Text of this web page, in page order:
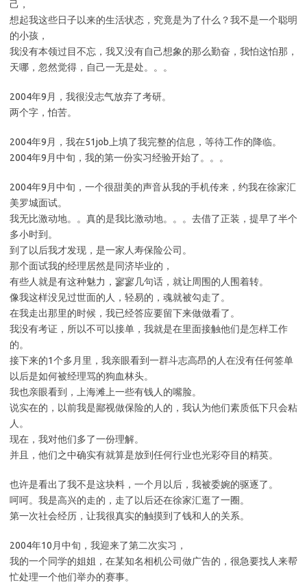
己，
想起我这些日子以来的生活状态，究竟是为了什么？我不是一个聪明
的小孩，
我没有本领过目不忘，我又没有自己想象的那么勤奋，我怕这怕那，
天哪，忽然觉得，自己一无是处。。。
2004年9月，我很没志气放弃了考研。
两个字，怕苦。
2004年9月，我在51job上填了我完整的信息，等待工作的降临。
2004年9月中旬，我的第一份实习经验开始了。。。
2004年9月中旬，一个很甜美的声音从我的手机传来，约我在徐家汇
美罗城面试。
我无比激动地。。真的是我比激动地。。。去借了正装，提早了半个
多小时到。
到了以后我才发现，是一家人寿保险公司。
那个面试我的经理居然是同济毕业的，
有些人就是有这种魅力，寥寥几句话，就让周围的人围着转。
像我这样没见过世面的人，轻易的，魂就被勾走了。
在我走出那里的时候，我已经答应要留下来做做看了。
我没有考证，所以不可以接单，我就是在里面接触他们是怎样工作
的。
接下来的1个多月里，我亲眼看到一群斗志高昂的人在没有任何签单
以后是如何被经理骂的狗血林头。
我也亲眼看到，上海滩上一些有钱人的嘴脸。
说实在的，以前我是鄙视做保险的人的，我认为他们素质低下只会粘
人。
现在，我对他们多了一份理解。
并且，他们之中确实有就算是放到任何行业也光彩夺目的精英。
也许是看出了我不是这块料，一个月以后，我被委婉的驱逐了。
呵呵。我是高兴的走的，走了以后还在徐家汇逛了一圈。
第一次社会经历，让我很真实的触摸到了钱和人的关系。
2004年10月中旬，我迎来了第二次实习，
我的一个同学的姐姐，在某知名相机公司做广告的，很急要找人来帮
忙处理一个他们举办的赛事。